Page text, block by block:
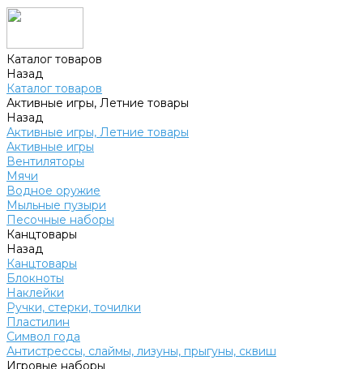
Каталог товаров
Назад
Каталог товаров
Активные игры, Летние товары
Назад
Активные игры, Летние товары
Активные игры
Вентиляторы
Мячи
Водное оружие
Мыльные пузыри
Песочные наборы
Канцтовары
Назад
Канцтовары
Блокноты
Наклейки
Ручки, стерки, точилки
Пластилин
Символ года
Антистрессы, слаймы, лизуны, прыгуны, сквиш
Игровые наборы